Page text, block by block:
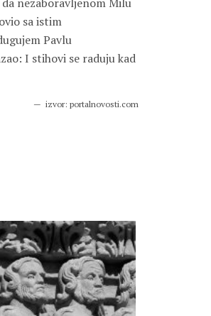
sa istim
Pavlu
I stihovi se raduju kad
izvor: portalnovosti.com